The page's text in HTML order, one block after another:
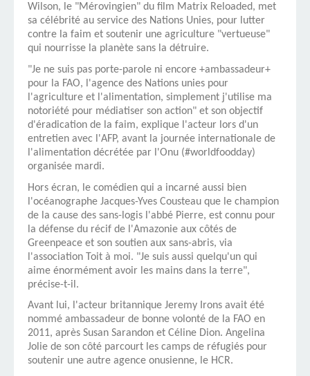
Wilson, le "Mérovingien" du film Matrix Reloaded, met
sa célébrité au service des Nations Unies, pour lutter
contre la faim et soutenir une agriculture "vertueuse"
qui nourrisse la planète sans la détruire.
"Je ne suis pas porte-parole ni encore +ambassadeur+
pour la FAO, l'agence des Nations unies pour
l'agriculture et l'alimentation, simplement j'utilise ma
notoriété pour médiatiser son action" et son objectif
d'éradication de la faim, explique l'acteur lors d'un
entretien avec l'AFP, avant la journée internationale de
l'alimentation décrétée par l'Onu (#worldfoodday)
organisée mardi.
Hors écran, le comédien qui a incarné aussi bien
l'océanographe Jacques-Yves Cousteau que le champion
de la cause des sans-logis l'abbé Pierre, est connu pour
la défense du récif de l'Amazonie aux côtés de
Greenpeace et son soutien aux sans-abris, via
l'association Toit à moi. "Je suis aussi quelqu'un qui
aime énormément avoir les mains dans la terre",
précise-t-il.
Avant lui, l'acteur britannique Jeremy Irons avait été
nommé ambassadeur de bonne volonté de la FAO en
2011, après Susan Sarandon et Céline Dion. Angelina
Jolie de son côté parcourt les camps de réfugiés pour
soutenir une autre agence onusienne, le HCR.